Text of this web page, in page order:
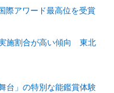
際アワード最高位を受賞
施割合が高い傾向 東北
台」の特別な能鑑賞体験